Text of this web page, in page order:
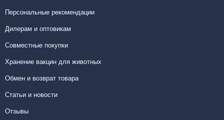
Персональные рекомендации
Дилерам и оптовикам
Совместные покупки
Хранение вакцин для животных
Обмен и возврат товара
Статьи и новости
Отзывы